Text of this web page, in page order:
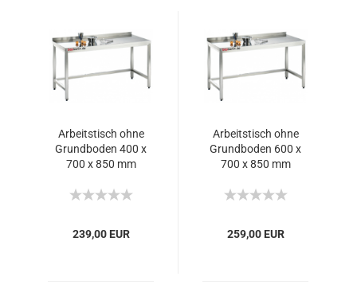
Arbeitstisch ohne
Grundboden 400 x
700 x 850 mm
239,00 EUR
Arbeitstisch ohne
Grundboden 600 x
700 x 850 mm
259,00 EUR